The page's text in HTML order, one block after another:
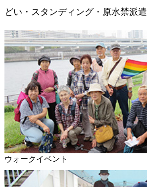
どい・スタンディング・原水禁派遣
ウォークイベント